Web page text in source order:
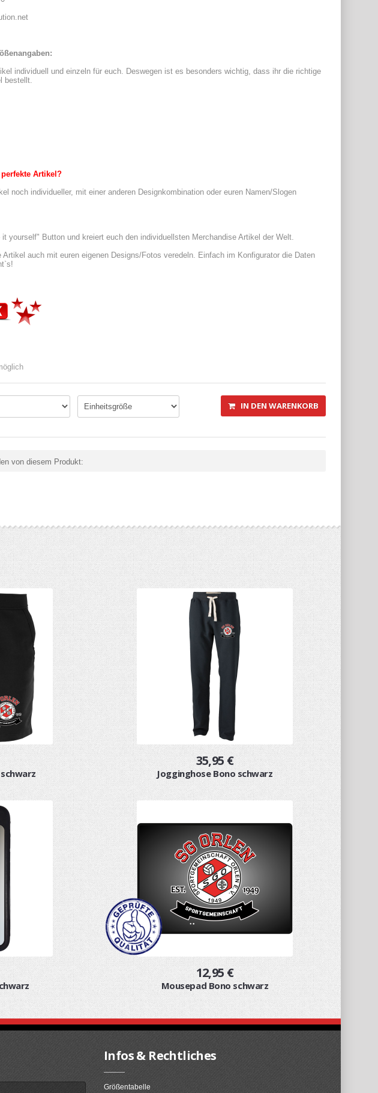
individuell und einzeln für euch. Deswegen ist es besonders wichtig, dass ihr die richtige
bestellt.
Artikel?
noch individueller, mit einer anderen Designkombination oder euren Namen/Slogen
yourself" Button und kreiert euch den individuellsten Merchandise Artikel der Welt.
Artikel auch mit euren eigenen Designs/Fotos veredeln. Einfach im Konfigurator die Daten
IN DEN WARENKORB
von diesem Produkt:
35,95 €
Jogginghose Bono schwarz
12,95 €
Mousepad Bono schwarz
Infos & Rechtliches
Größentabelle